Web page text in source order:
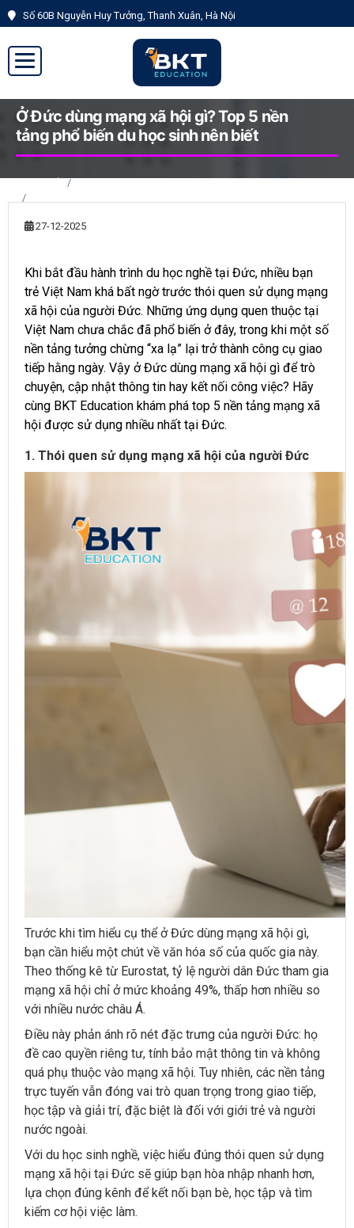
Số 60B Nguyễn Huy Tưởng, Thanh Xuân, Hà Nội
Ở Đức dùng mạng xã hội gì? Top 5 nền
tảng phổ biến du học sinh nên biết
27-12-2025
Khi bắt đầu hành trình du học nghề tại Đức, nhiều bạn
trẻ Việt Nam khá bất ngờ trước thói quen sử dụng mạng
xã hội của người Đức. Những ứng dụng quen thuộc tại
Việt Nam chưa chắc đã phổ biến ở đây, trong khi một số
nền tảng tưởng chừng “xa lạ” lại trở thành công cụ giao
tiếp hằng ngày. Vậy ở Đức dùng mạng xã hội gì để trò
chuyện, cập nhật thông tin hay kết nối công việc? Hãy
cùng BKT Education khám phá top 5 nền tảng mạng xã
hội được sử dụng nhiều nhất tại Đức.
1. Thói quen sử dụng mạng xã hội của người Đức
Trước khi tìm hiểu cụ thể ở Đức dùng mạng xã hội gì,
bạn cần hiểu một chút về văn hóa số của quốc gia này.
Theo thống kê từ Eurostat, tỷ lệ người dân Đức tham gia
mạng xã hội chỉ ở mức khoảng 49%, thấp hơn nhiều so
với nhiều nước châu Á.
Điều này phản ánh rõ nét đặc trưng của người Đức: họ
đề cao quyền riêng tư, tính bảo mật thông tin và không
quá phụ thuộc vào mạng xã hội. Tuy nhiên, các nền tảng
trực tuyến vẫn đóng vai trò quan trọng trong giao tiếp,
học tập và giải trí, đặc biệt là đối với giới trẻ và người
nước ngoài.
Với du học sinh nghề, việc hiểu đúng thói quen sử dụng
mạng xã hội tại Đức sẽ giúp bạn hòa nhập nhanh hơn,
lựa chọn đúng kênh để kết nối bạn bè, học tập và tìm
kiếm cơ hội việc làm.